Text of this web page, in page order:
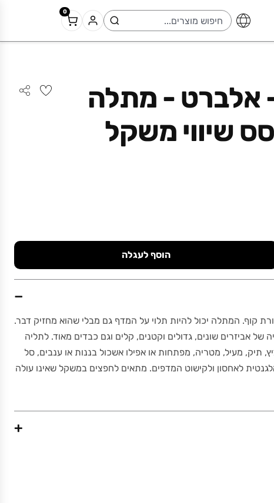
0
- אלברט - מתלה
שיווי משקל
הוסף לעגלה
−
קוף. המתלה יכול להיות תלוי על המדף גם מבלי שהוא מחזיק דבר.
אביזרים שונים, גדולים וקטנים, קלים וגם כבדים מאוד. לתליה
תיק, מעיל, מטריה, מפתחות או אפילו אשכול בננות או ענבים, סל
לאחסון ולקישוט המדפים. מתאים לחפצים במשקל שאינו עולה
+